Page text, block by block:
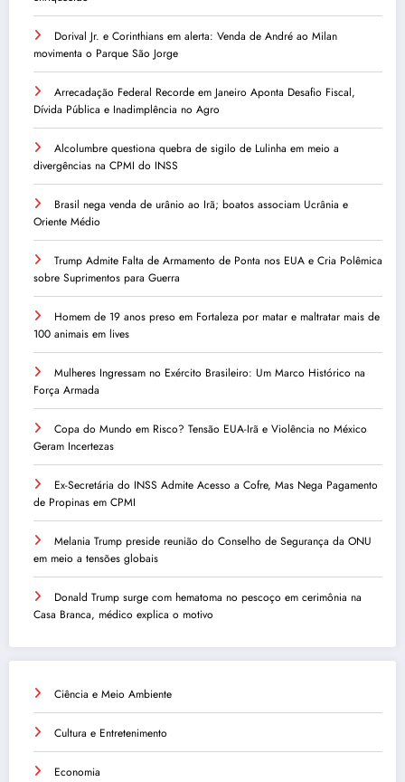
Dorival Jr. e Corinthians em alerta: Venda de André ao Milan
movimenta o Parque São Jorge
Arrecadação Federal Recorde em Janeiro Aponta Desafio Fiscal,
Dívida Pública e Inadimplência no Agro
Alcolumbre questiona quebra de sigilo de Lulinha em meio a
divergências na CPMI do INSS
Brasil nega venda de urânio ao Irã; boatos associam Ucrânia e
Oriente Médio
Trump Admite Falta de Armamento de Ponta nos EUA e Cria Polêmica
sobre Suprimentos para Guerra
Homem de 19 anos preso em Fortaleza por matar e maltratar mais de
100 animais em lives
Mulheres Ingressam no Exército Brasileiro: Um Marco Histórico na
Força Armada
Copa do Mundo em Risco? Tensão EUA-Irã e Violência no México
Geram Incertezas
Ex-Secretária do INSS Admite Acesso a Cofre, Mas Nega Pagamento
de Propinas em CPMI
Melania Trump preside reunião do Conselho de Segurança da ONU
em meio a tensões globais
Donald Trump surge com hematoma no pescoço em cerimônia na
Casa Branca, médico explica o motivo
Ciência e Meio Ambiente
Cultura e Entretenimento
Economia